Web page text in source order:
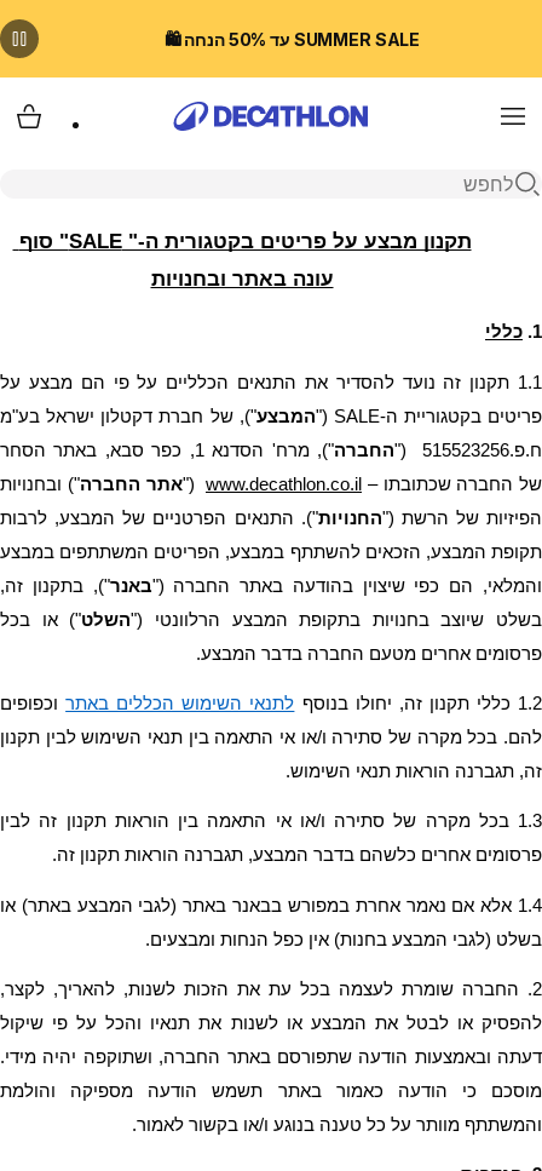
SUMMER SALE עד 50% הנחה 🛍️
Menu
פתיחת חיפוש
עונה באתר ובחנויות
1. כללי
פריטים בקטגוריית ה-SALE ("
המבצע
ח.פ.515523256
("החברה
של החברה שכתובתו – www.decathlon.co.il
("אתר החברה
הפיזיות של הרשת ("החנויות
והמלאי, הם כפי שיצוין בהודעה באתר החברה ("באנר
בשלט שיוצב בחנויות בתקופת המבצע הרלוונטי ("השלט
פרסומים אחרים מטעם החברה בדבר המבצע.
1.2 כללי תקנון זה, יחולו בנוסף לתנאי השימוש הכללים באתר
זה, תגברנה הוראות תנאי השימוש.
פרסומים אחרים כלשהם בדבר המבצע, תגברנה הוראות תקנון זה.
בשלט (לגבי המבצע בחנות) אין כפל הנחות ומבצעים.
והמשתתף מוותר על כל טענה בנוגע ו/או בקשור לאמור.